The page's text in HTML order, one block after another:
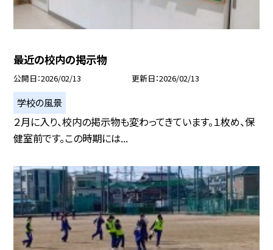
最近の校内の掲示物
公開日 2026/02/13 更新日 2026/02/13
学校の風景
２月に入り、校内の掲示物も変わってきています。１枚め、保
健室前です。この時期には...